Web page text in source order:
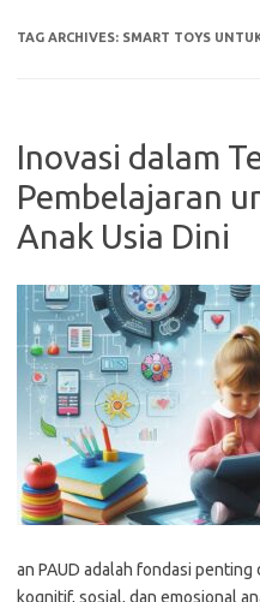
TAG ARCHIVES: SMART TOYS
Inovasi dalam
Pembelajaran
Anak Usia Dini
an PAUD adalah fondasi
kognitif, sosial, dan emosional